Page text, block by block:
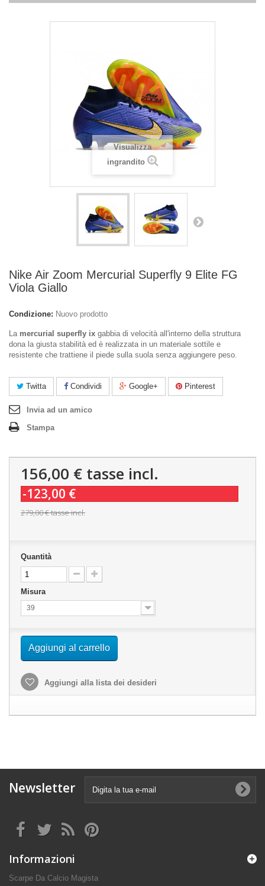
Visualizza
ingrandito
Nike Air Zoom Mercurial Superfly 9 Elite FG
Viola Giallo
Condizione: Nuovo prodotto
La mercurial superfly ix gabbia di velocità all'interno della struttura
dona la giusta stabilità ed è realizzata in un materiale sottile e
resistente che trattiene il piede sulla suola senza aggiungere peso.
Twitta Condividi Google+ Pinterest
Invia ad un amico
Stampa
156,00 € tasse incl.
-123,00 €
279,00 €tasse incl.
Quantità
Misura
39
Aggiungi al carrello
Aggiungi alla lista dei desideri
Newsletter
Informazioni
Scarpe Da Calcio Magista